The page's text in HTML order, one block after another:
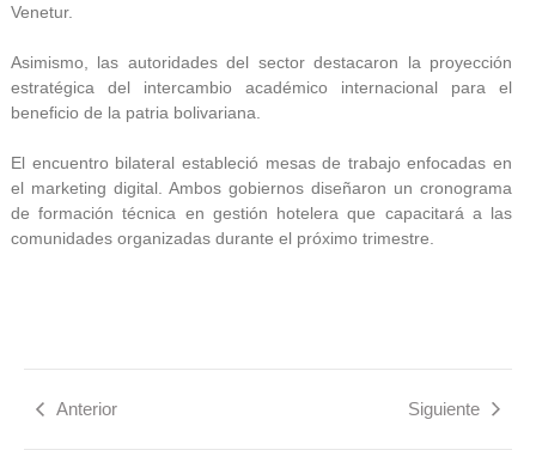
Venetur.
Asimismo, las autoridades del sector destacaron la proyección
estratégica del intercambio académico internacional para el
beneficio de la patria bolivariana.
El encuentro bilateral estableció mesas de trabajo enfocadas en
el marketing digital. Ambos gobiernos diseñaron un cronograma
de formación técnica en gestión hotelera que capacitará a las
comunidades organizadas durante el próximo trimestre.
Anterior Siguiente